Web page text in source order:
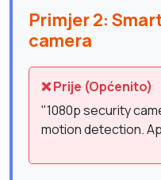
Primjer 2:
camera
❌ Prije (Općenito)
"1080p security
motion detection.